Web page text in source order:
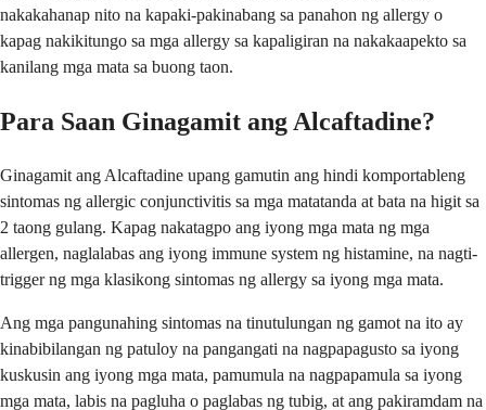
nakakahanap nito na kapaki-pakinabang sa panahon ng allergy o
kapag nakikitungo sa mga allergy sa kapaligiran na nakakaapekto sa
kanilang mga mata sa buong taon.
Para Saan Ginagamit ang Alcaftadine?
Ginagamit ang Alcaftadine upang gamutin ang hindi komportableng
sintomas ng allergic conjunctivitis sa mga matatanda at bata na higit sa
2 taong gulang. Kapag nakatagpo ang iyong mga mata ng mga
allergen, naglalabas ang iyong immune system ng histamine, na nagti-
trigger ng mga klasikong sintomas ng allergy sa iyong mga mata.
Ang mga pangunahing sintomas na tinutulungan ng gamot na ito ay
kinabibilangan ng patuloy na pangangati na nagpapagusto sa iyong
kuskusin ang iyong mga mata, pamumula na nagpapamula sa iyong
mga mata, labis na pagluha o paglabas ng tubig, at ang pakiramdam na